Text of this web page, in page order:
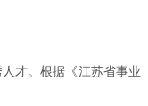
才。根据《江苏省事业